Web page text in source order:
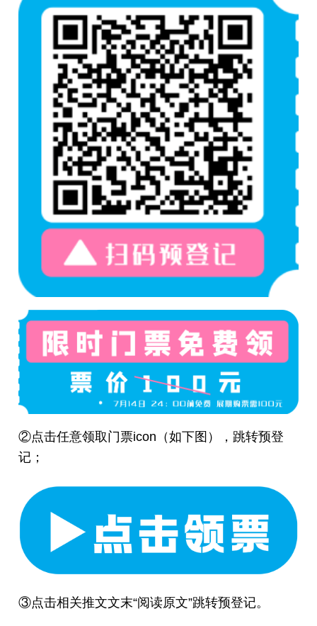
②点击任意领取门票icon（如下图），跳转预登
记；
③点击相关推文文末“阅读原文”跳转预登记。